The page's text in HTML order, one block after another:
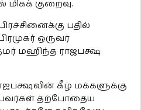
மிகக் குறைவு.
பதில்
ஒருவர்
மஹிந்த ராஜபக்ஷ
கீழ் மக்களுக்கு
தற்போதைய